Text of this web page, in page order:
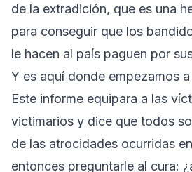
de la extradición, que es una
para conseguir que los
le hacen al país paguen por
Y es aquí donde empezamos
Este informe equipara a las
victimarios y dice que todos
de las atrocidades ocurridas
entonces preguntarle al cura: